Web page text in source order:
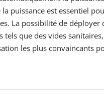
puissance est essentiel
La possibilité de déployer
tels que des vides
les plus convaincants